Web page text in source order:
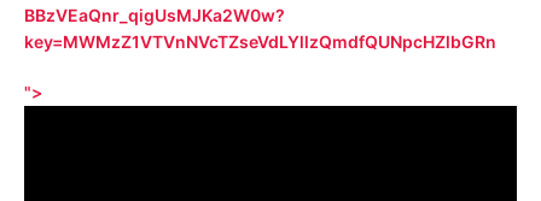
BBzVEaQnr_qigUsMJKa2W0w?
key=MWMzZ1VTVnNVcTZseVdLYllzQmdfQUNpcHZlbGRn
">